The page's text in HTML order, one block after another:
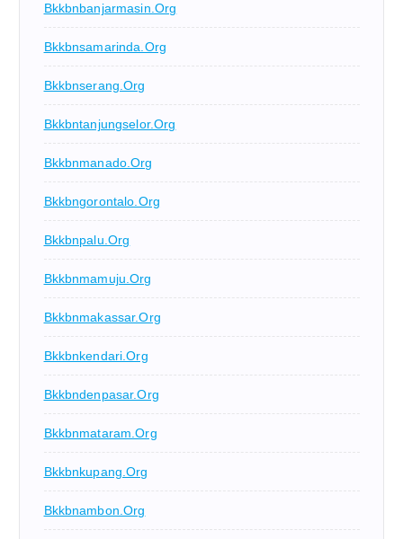
Bkkbnbanjarmasin.org
Bkkbnsamarinda.org
Bkkbnserang.org
Bkkbntanjungselor.org
Bkkbnmanado.org
Bkkbngorontalo.org
Bkkbnpalu.org
Bkkbnmamuju.org
Bkkbnmakassar.org
Bkkbnkendari.org
Bkkbndenpasar.org
Bkkbnmataram.org
Bkkbnkupang.org
Bkkbnambon.org